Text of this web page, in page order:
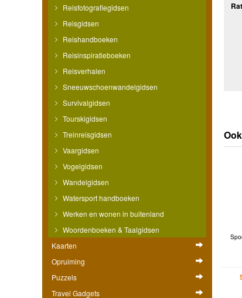
Reisfotografiegidsen
Reisgidsen
Reishandboeken
Reisinspiratieboeken
Reisverhalen
Sneeuwschoenwandelgidsen
Survivalgidsen
Tourskigidsen
Treinreisgidsen
Vaargidsen
Vogelgidsen
Wandelgidsen
Watersport handboeken
Werken en wonen in buitenland
Woordenboeken & Taalgidsen
Kaarten
Opruiming
Puzzels
Travel Gadgets